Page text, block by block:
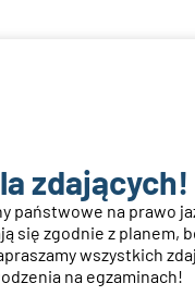
zdających!
państwowe na prawo
się zgodnie z planem,
wszystkich
na egzaminach!